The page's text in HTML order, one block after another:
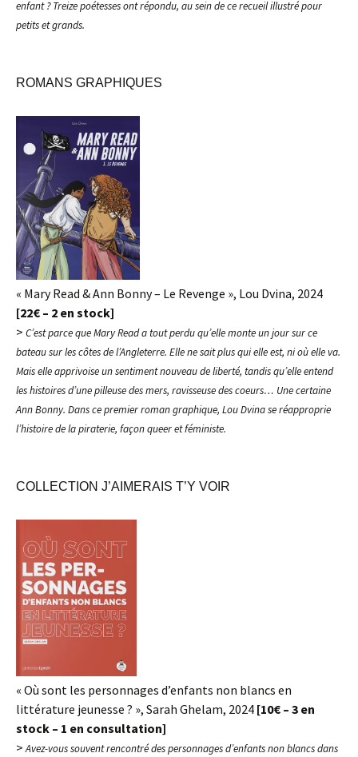
enfant ? Treize poétesses ont répondu, au sein de ce recueil illustré pour
petits et grands.
ROMANS GRAPHIQUES
« Mary Read & Ann Bonny – Le Revenge », Lou Dvina, 2024
[22€ – 2 en stock]
> C’est parce que Mary Read a tout perdu qu’elle monte un jour sur ce
bateau sur les côtes de l’Angleterre. Elle ne sait plus qui elle est, ni où elle va.
Mais elle apprivoise un sentiment nouveau de liberté, tandis qu’elle entend
les histoires d’une pilleuse des mers, ravisseuse des coeurs… Une certaine
Ann Bonny. Dans ce premier roman graphique, Lou Dvina se réapproprie
l’histoire de la piraterie, façon queer et féministe.
COLLECTION J’AIMERAIS T’Y VOIR
« Où sont les personnages d’enfants non blancs en
littérature jeunesse ? », Sarah Ghelam, 2024 [10€ – 3 en
stock – 1 en consultation]
>Avez-vous souvent rencontré des personnages d’enfants non blancs dans